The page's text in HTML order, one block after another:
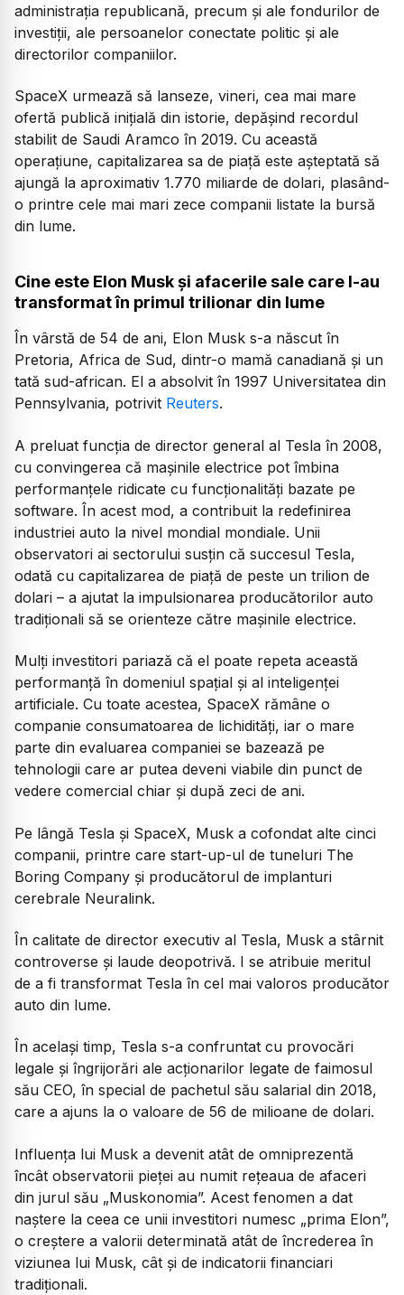
administraţia republicană, precum şi ale fondurilor de
investiţii, ale persoanelor conectate politic şi ale
directorilor companiilor.
SpaceX urmează să lanseze, vineri, cea mai mare
ofertă publică iniţială din istorie, depăşind recordul
stabilit de Saudi Aramco în 2019. Cu această
operaţiune, capitalizarea sa de piaţă este aşteptată să
ajungă la aproximativ 1.770 miliarde de dolari, plasând-
o printre cele mai mari zece companii listate la bursă
din lume.
Cine este Elon Musk și afacerile sale care l-au
transformat în primul trilionar din lume
În vârstă de 54 de ani, Elon Musk s-a născut în
Pretoria, Africa de Sud, dintr-o mamă canadiană și un
tată sud-african. El a absolvit în 1997 Universitatea din
Pennsylvania, potrivit Reuters.
A preluat funcția de director general al Tesla în 2008,
cu convingerea că mașinile electrice pot îmbina
performanțele ridicate cu funcționalități bazate pe
software. În acest mod, a contribuit la redefinirea
industriei auto la nivel mondial mondiale. Unii
observatori ai sectorului susțin că succesul Tesla,
odată cu capitalizarea de piață de peste un trilion de
dolari – a ajutat la impulsionarea producătorilor auto
tradiționali să se orienteze către mașinile electrice.
Mulți investitori pariază că el poate repeta această
performanță în domeniul spațial și al inteligenței
artificiale. Cu toate acestea, SpaceX rămâne o
companie consumatoarea de lichidități, iar o mare
parte din evaluarea companiei se bazează pe
tehnologii care ar putea deveni viabile din punct de
vedere comercial chiar și după zeci de ani.
Pe lângă Tesla și SpaceX, Musk a cofondat alte cinci
companii, printre care start-up-ul de tuneluri The
Boring Company și producătorul de implanturi
cerebrale Neuralink.
În calitate de director executiv al Tesla, Musk a stârnit
controverse și laude deopotrivă. I se atribuie meritul
de a fi transformat Tesla în cel mai valoros producător
auto din lume.
În același timp, Tesla s-a confruntat cu provocări
legale și îngrijorări ale acționarilor legate de faimosul
său CEO, în special de pachetul său salarial din 2018,
care a ajuns la o valoare de 56 de milioane de dolari.
Influența lui Musk a devenit atât de omniprezentă
încât observatorii pieței au numit rețeaua de afaceri
din jurul său „Muskonomia”. Acest fenomen a dat
naștere la ceea ce unii investitori numesc „prima Elon”,
o creștere a valorii determinată atât de încrederea în
viziunea lui Musk, cât și de indicatorii financiari
tradiționali.